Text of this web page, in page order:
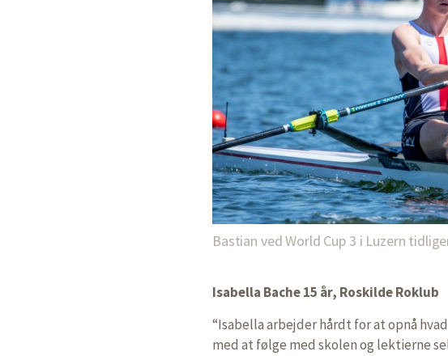
Bastian ved World Cup 3 i Luzern
Isabella Bache 15 år, Roskilde Roklub
“Isabella arbejder hårdt for at opnå
med at følge med skolen og lektierne